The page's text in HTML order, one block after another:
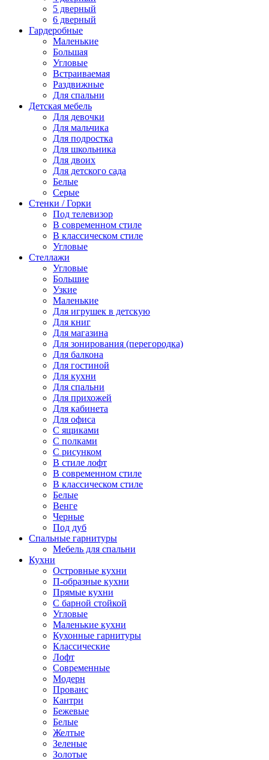
5 дверный
6 дверный
Гардеробные
Маленькие
Большая
Угловые
Встраиваемая
Раздвижные
Для спальни
Детская мебель
Для девочки
Для мальчика
Для подростка
Для школьника
Для двоих
Для детского сада
Белые
Серые
Стенки / Горки
Под телевизор
В современном стиле
В классическом стиле
Угловые
Стеллажи
Угловые
Большие
Узкие
Маленькие
Для игрушек в детскую
Для книг
Для магазина
Для зонирования (перегородка)
Для балкона
Для гостиной
Для кухни
Для спальни
Для прихожей
Для кабинета
Для офиса
С ящиками
С полками
С рисунком
В стиле лофт
В современном стиле
В классическом стиле
Белые
Венге
Черные
Под дуб
Спальные гарнитуры
Мебель для спальни
Кухни
Островные кухни
П-образные кухни
Прямые кухни
С барной стойкой
Угловые
Маленькие кухни
Кухонные гарнитуры
Классические
Лофт
Современные
Модерн
Прованс
Кантри
Бежевые
Белые
Желтые
Зеленые
Золотые